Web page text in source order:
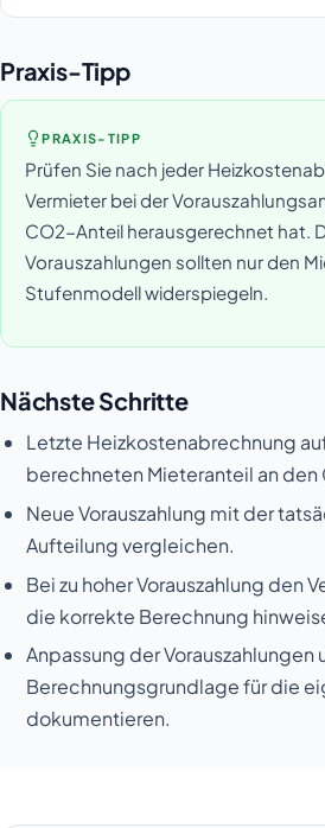
Praxis-Tipp
PRAXIS-TIPP
Prüfen Sie nach jeder
Vermieter bei der
CO2-Anteil herausgerechnet hat.
Vorauszahlungen sollten nur den
Stufenmodell widerspiegeln.
Nächste Schritte
Letzte Heizkostenabrechnung
berechneten Mieteranteil an
Neue Vorauszahlung mit der
Aufteilung vergleichen.
Bei zu hoher Vorauszahlung den
die korrekte Berechnung
Anpassung der Vorauszahlungen
Berechnungsgrundlage für die
dokumentieren.